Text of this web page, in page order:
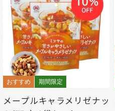
おすすめ 期間限定
メープルキャラメリゼナッ